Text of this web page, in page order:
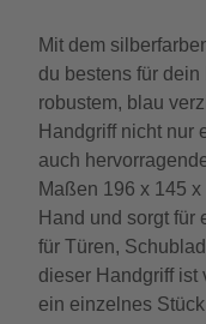
Mit dem
du bestens für
robustem, blau
Handgriff nicht nur
auch
Maßen 196 x 145
Hand und sorgt für
für Türen,
dieser Handgriff ist
ein einzelnes